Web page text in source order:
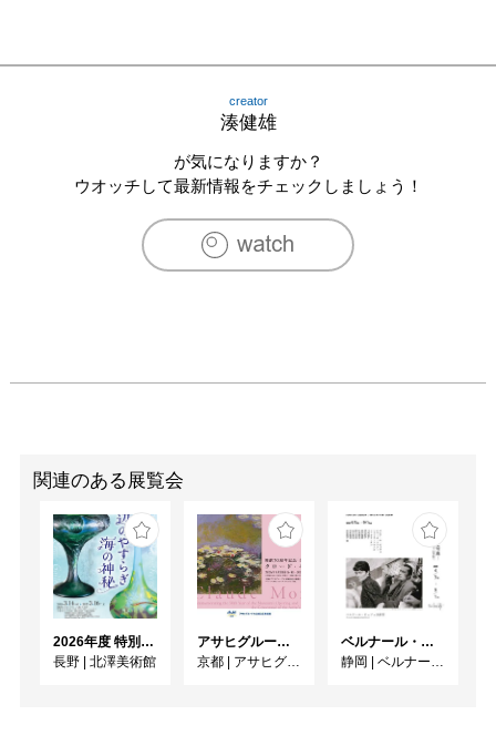
creator
湊健雄
が気になりますか？
ウオッチして最新情報をチェックしましょう！
関連のある展覧会
2026年度 特別展「ガレとドーム、アール･ヌーヴォーのガラス 水辺のやすらぎ、海の神秘」
長野 | 北澤美術館
アサヒグループ大山崎山荘美術館 開館30周年記念展「没後100年 クロード・モネ」
京都 | アサヒグループ大山崎山荘美術館
ベルナール・ビュフェと写真 ーカメラがとらえたビュフェとその時代、そして21 世紀へ
静岡 | ベルナール・ビュフェ美術館